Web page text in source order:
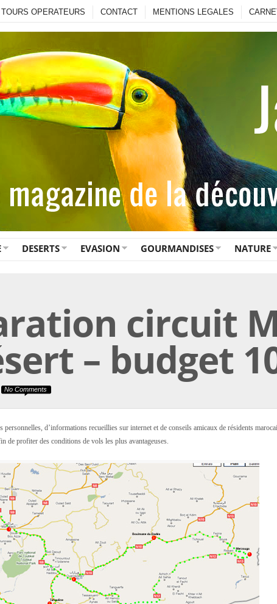
TOURS OPERATEURS CONTACT MENTIONS LEGALES
DESERTS EVASION GOURMANDISES NATURE
circuit
– budget
No Comments
personnelles, d’informations recueillies sur internet et de conseils amicaux de résidents
de profiter des conditions de vols les plus avantageuses.